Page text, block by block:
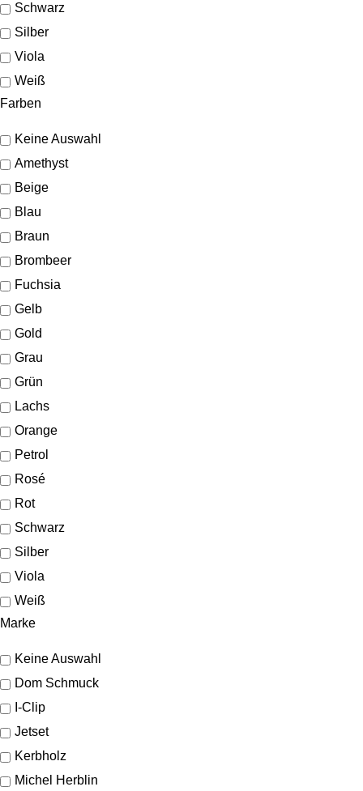
Schwarz
Silber
Viola
Weiß
Farben
Keine Auswahl
Amethyst
Beige
Blau
Braun
Brombeer
Fuchsia
Gelb
Gold
Grau
Grün
Lachs
Orange
Petrol
Rosé
Rot
Schwarz
Silber
Viola
Weiß
Marke
Keine Auswahl
Dom Schmuck
I-Clip
Jetset
Kerbholz
Michel Herblin